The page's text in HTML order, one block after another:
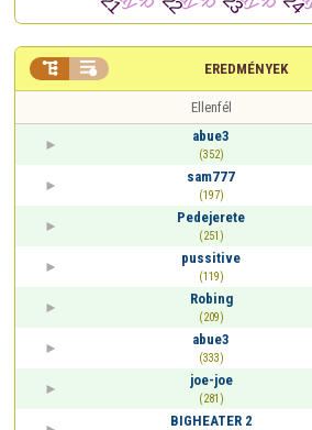
EREDMÉNYEK
 
Ellenfél
abue3
(352)
sam777
(197)
Pedejerete
(251)
pussitive
(119)
Robing
(209)
abue3
(333)
joe-joe
(281)
BIGHEATER 2